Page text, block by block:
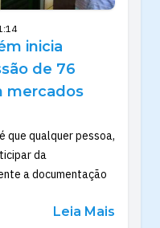
inicia
de 76
mercados
que qualquer pessoa,
da
a documentação
Leia Mais